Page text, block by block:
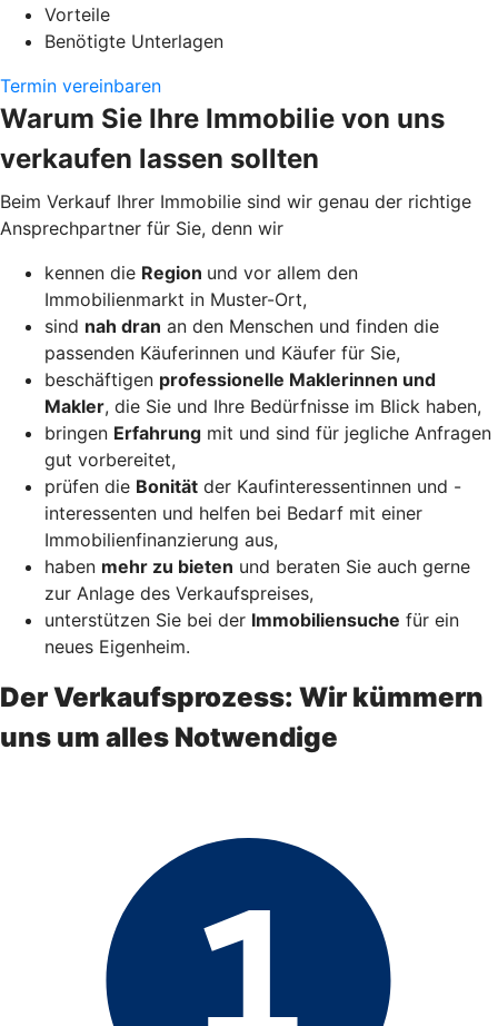
Vorteile
Benötigte Unterlagen
Termin vereinbaren
Warum Sie Ihre Immobilie von uns
verkaufen lassen sollten
Beim Verkauf Ihrer Immobilie sind wir genau der richtige
Ansprechpartner für Sie, denn wir
kennen die Region und vor allem den
Immobilienmarkt in Muster-Ort,
sind nah dran an den Menschen und finden die
passenden Käuferinnen und Käufer für Sie,
beschäftigen professionelle Maklerinnen und
Makler, die Sie und Ihre Bedürfnisse im Blick haben,
bringen Erfahrung mit und sind für jegliche Anfragen
gut vorbereitet,
prüfen die Bonität der Kaufinteressentinnen und -
interessenten und helfen bei Bedarf mit einer
Immobilienfinanzierung aus,
haben mehr zu bieten und beraten Sie auch gerne
zur Anlage des Verkaufspreises,
unterstützen Sie bei der Immobiliensuche für ein
neues Eigenheim.
Der Verkaufsprozess: Wir kümmern
uns um alles Notwendige